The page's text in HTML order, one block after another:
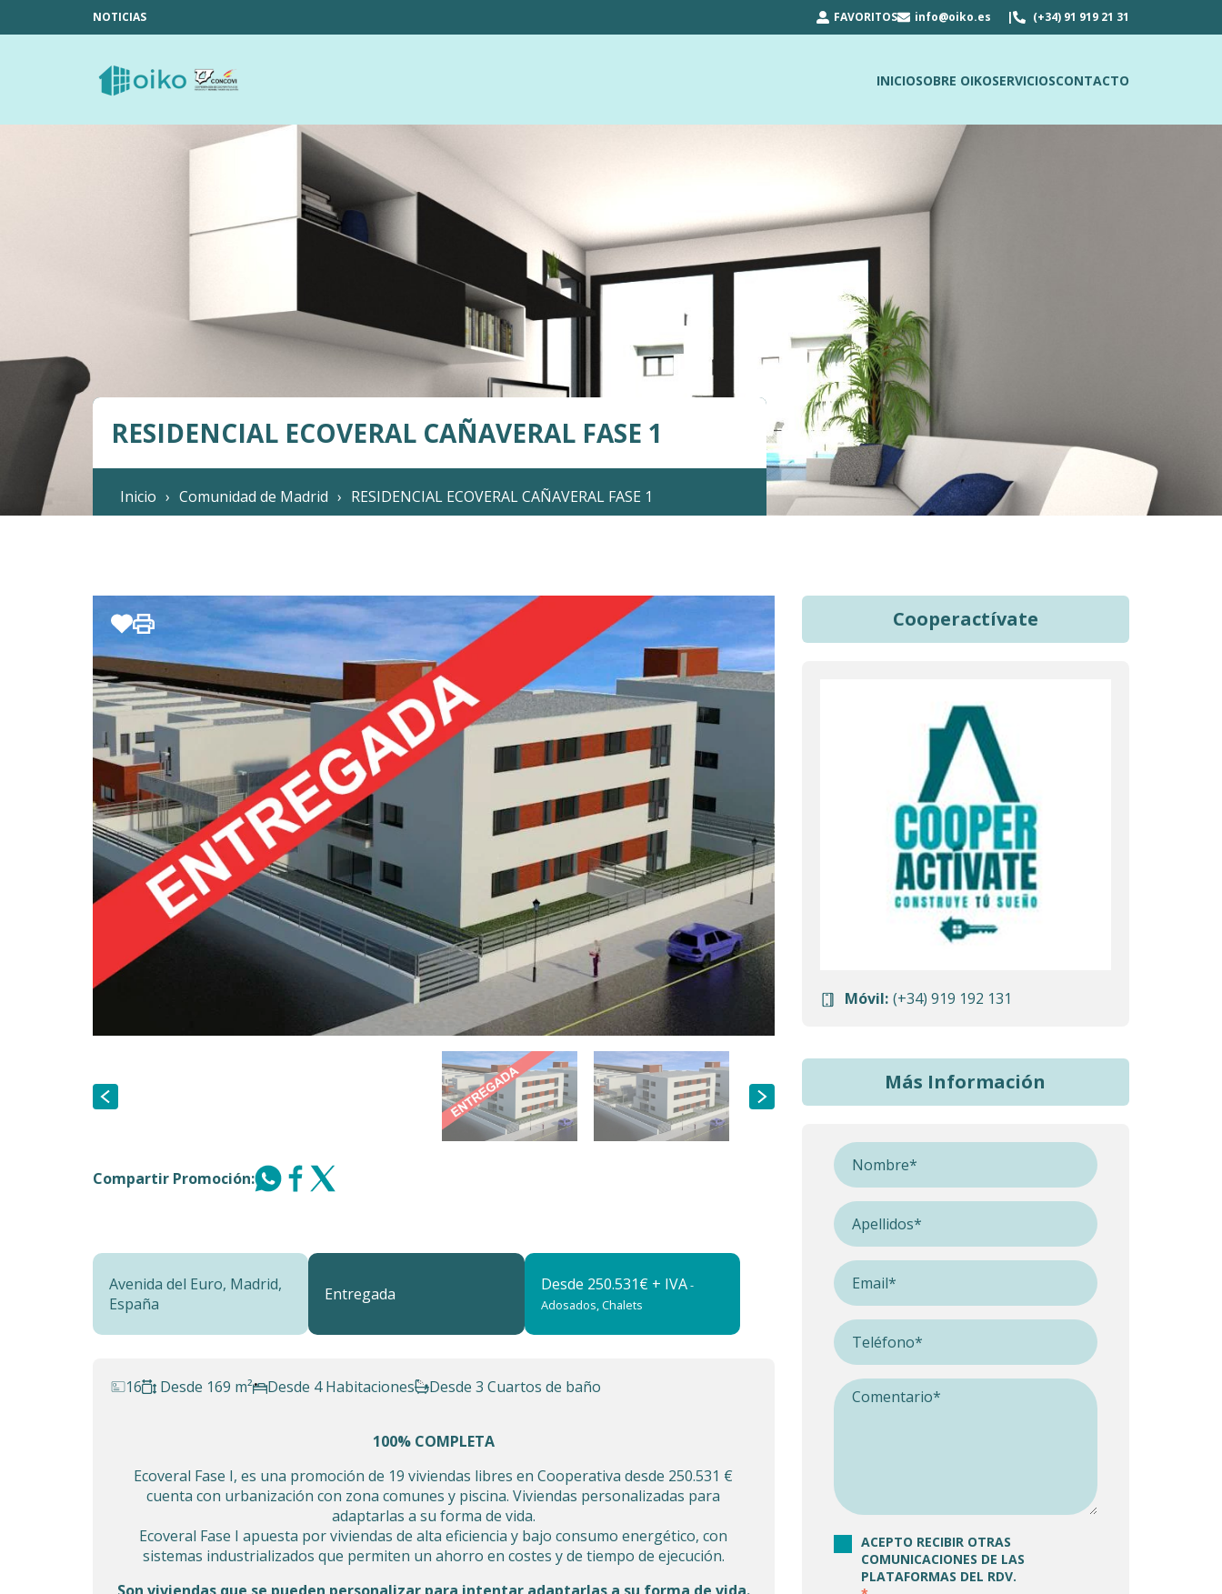
NOTICIAS FAVORITOS info@oiko.es (+34) 91 919 21 31
INICIOSOBRE OIKOSERVICIOSCONTACTO
RESIDENCIAL ECOVERAL CAÑAVERAL FASE 1
Inicio Comunidad de Madrid RESIDENCIAL ECOVERAL CAÑAVERAL FASE 1
Compartir Promoción:
Avenida del Euro, Madrid,
España
Entregada Desde 250.531€ + IVA-
Adosados, Chalets
16 Desde 169 m² Desde 4 Habitaciones Desde 3 Cuartos de baño
100% COMPLETA
Ecoveral Fase I, es una promoción de 19 viviendas libres en Cooperativa desde 250.531 €
cuenta con urbanización con zona comunes y piscina. Viviendas personalizadas para
adaptarlas a su forma de vida.
Ecoveral Fase I apuesta por viviendas de alta eficiencia y bajo consumo energético, con
sistemas industrializados que permiten un ahorro en costes y de tiempo de ejecución.
Cooperactívate
Móvil: (+34) 919 192 131
Más Información
ACEPTO RECIBIR OTRAS
COMUNICACIONES DE LAS
PLATAFORMAS DEL RDV.